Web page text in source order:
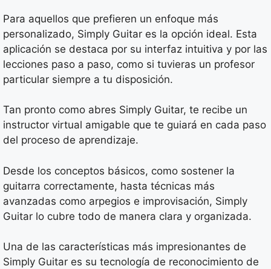
Para aquellos que prefieren un enfoque más
personalizado, Simply Guitar es la opción ideal. Esta
aplicación se destaca por su interfaz intuitiva y por las
lecciones paso a paso, como si tuvieras un profesor
particular siempre a tu disposición.
Tan pronto como abres Simply Guitar, te recibe un
instructor virtual amigable que te guiará en cada paso
del proceso de aprendizaje.
Desde los conceptos básicos, como sostener la
guitarra correctamente, hasta técnicas más
avanzadas como arpegios e improvisación, Simply
Guitar lo cubre todo de manera clara y organizada.
Una de las características más impresionantes de
Simply Guitar es su tecnología de reconocimiento de